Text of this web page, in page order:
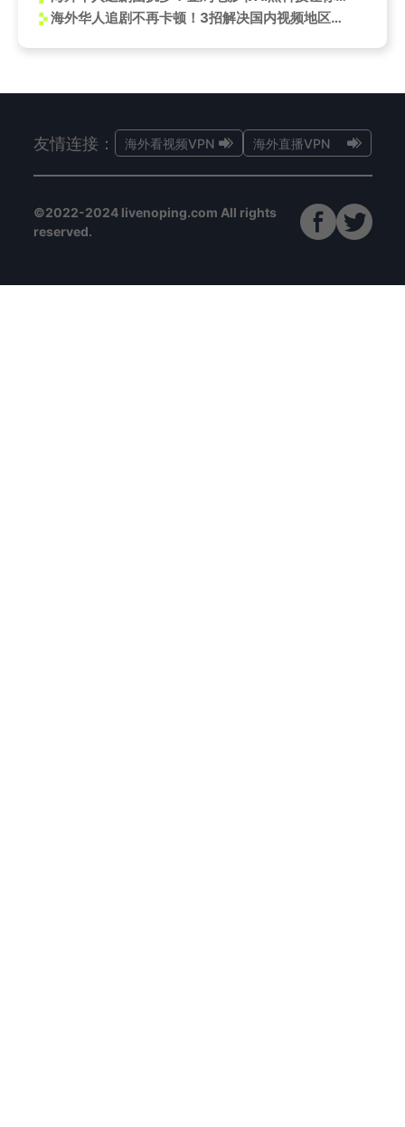
海外华人追剧不再卡顿！3招解决国内视频地区限制
友情连接： 海外看视频VPN 海外直播VPN
©2022-2024 livenoping.com All rights
reserved.